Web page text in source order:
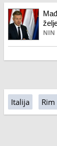
NIN
Italija Rim